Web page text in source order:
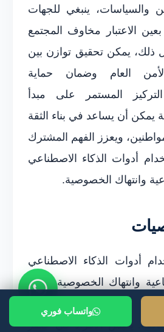
والسياسات، ينبغي للجهات
الاعتبار مخاوف المجتمع
ذلك، يمكن تحقيق توازن بين
العام وضمان حماية
المستمر على مبدأ
يمكن أن يساعد في بناء الثقة
ويعزز الفهم المشترك
أدوات الذكاء الاصطناعي
وانتهاك الخصوصية.
أدوات الذكاء الاصطناعي
وانتهاك الخصوصية قضية
بصفة عامة، وصانعي
يعيش الأفراد في عصر
واتساب فوري